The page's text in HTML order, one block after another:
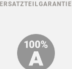
ERSATZTEILGARANTIE